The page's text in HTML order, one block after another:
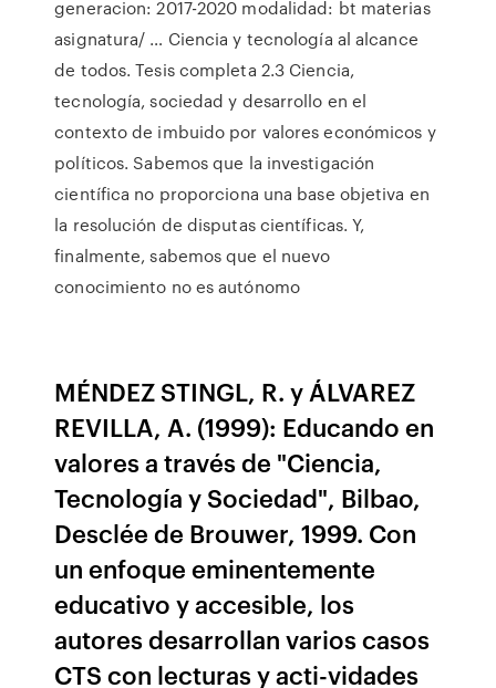
generacion: 2017-2020 modalidad: bt materias
asignatura/ … Ciencia y tecnología al alcance
de todos. Tesis completa 2.3 Ciencia,
tecnología, sociedad y desarrollo en el
contexto de imbuido por valores económicos y
políticos. Sabemos que la investigación
científica no proporciona una base objetiva en
la resolución de disputas científicas. Y,
finalmente, sabemos que el nuevo
conocimiento no es autónomo
MÉNDEZ STINGL, R. y ÁLVAREZ
REVILLA, A. (1999): Educando en
valores a través de "Ciencia,
Tecnología y Sociedad", Bilbao,
Desclée de Brouwer, 1999. Con
un enfoque eminentemente
educativo y accesible, los
autores desarrollan varios casos
CTS con lecturas y acti-vidades